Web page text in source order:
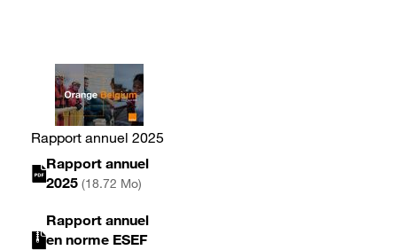
Rapport annuel 2025
Rapport annuel
2025 (18.72 Mo)
Rapport annuel
en norme ESEF